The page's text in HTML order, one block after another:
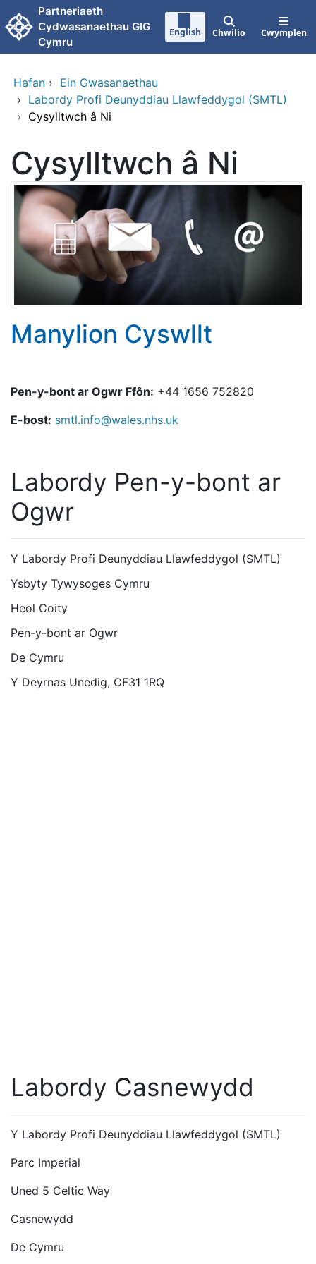
Neidio i'r prif gynnwy
Partneriaeth
Cydwasanaethau GIG
Cymru
English Chwilio Cwymplen
Hafan › Ein Gwasanaethau
› Labordy Profi Deunyddiau Llawfeddygol (SMTL)
› Cysylltwch â Ni
Cysylltwch â Ni
Manylion Cyswllt
Pen-y-bont ar Ogwr Ffôn: +44 1656 752820
E-bost: smtl.info@wales.nhs.uk
Labordy Pen-y-bont ar
Ogwr
Y Labordy Profi Deunyddiau Llawfeddygol (SMTL)
Ysbyty Tywysoges Cymru
Heol Coity
Pen-y-bont ar Ogwr
De Cymru
Y Deyrnas Unedig, CF31 1RQ
Labordy Casnewydd
Y Labordy Profi Deunyddiau Llawfeddygol (SMTL)
Parc Imperial
Uned 5 Celtic Way
Casnewydd
De Cymru